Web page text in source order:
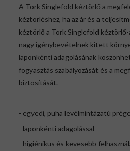
A Tork Singlefold kéztörlő a
kéztörléshez, ha az ár és a
kéztörlő a Tork Singlefold
nagy igénybevételnek kitett
laponkénti adagolásának
fogyasztás szabályozását és a
biztosítását.
- egyedi, puha levélmintázatú
- laponkénti adagolással
- higiénikus és kevesebb